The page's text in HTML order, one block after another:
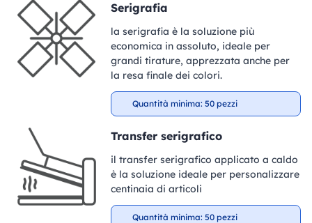
Serigrafia
la serigrafia è la soluzione più
economica in assoluto, ideale per
grandi tirature, apprezzata anche per
la resa finale dei colori.
Quantità minima: 50 pezzi
Transfer serigrafico
il transfer serigrafico applicato a caldo
è la soluzione ideale per personalizzare
centinaia di articoli
Quantità minima: 50 pezzi